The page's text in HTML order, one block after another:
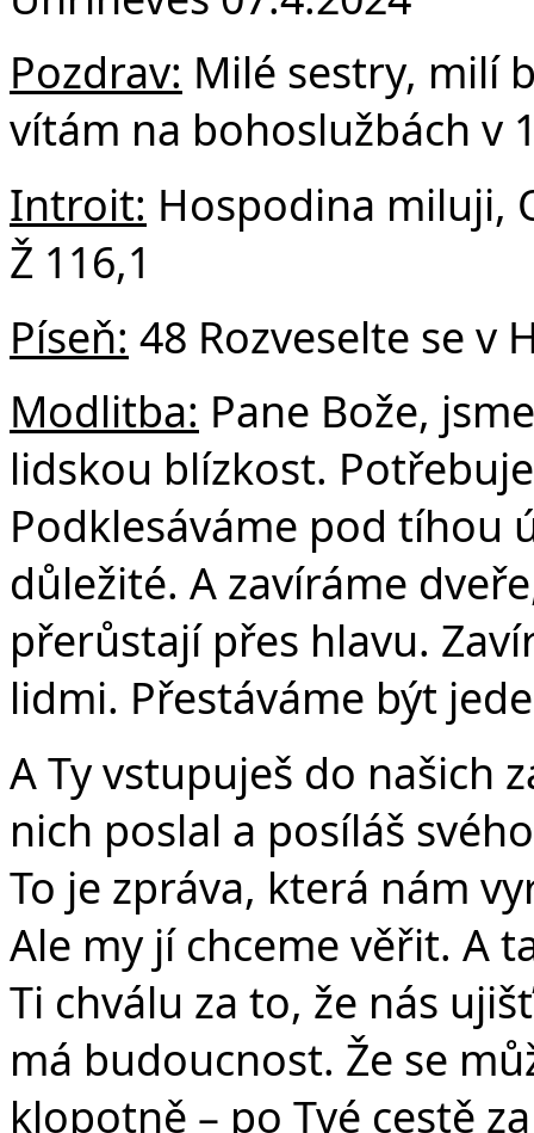
Pozdrav: Milé sestry, milí
vítám na bohoslužbách v
Introit: Hospodina miluji,
Ž 116,1
Píseň: 48 Rozveselte se v
Modlitba: Pane Bože,
lidskou blízkost.
Podklesáváme pod tíhou
důležité. A zavíráme
přerůstají přes hlavu.
lidmi. Přestáváme být
A Ty vstupuješ do našich
nich poslal a posíláš
To je zpráva, která nám
Ale my jí chceme věřit. A
Ti chválu za to, že nás
má budoucnost. Že se
klopotně – po Tvé cestě